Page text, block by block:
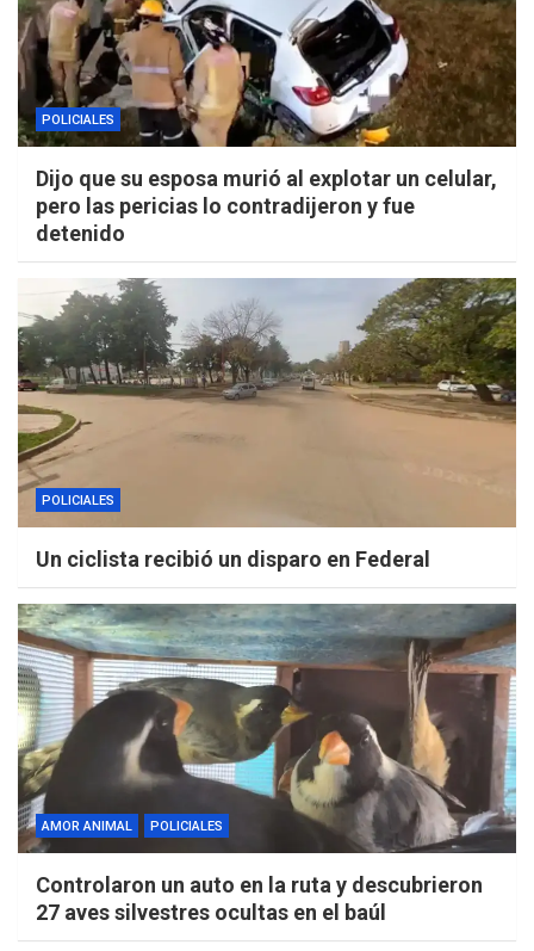
POLICIALES
Dijo que su esposa murió al explotar un celular,
pero las pericias lo contradijeron y fue
detenido
POLICIALES
Un ciclista recibió un disparo en Federal
AMOR ANIMAL POLICIALES
Controlaron un auto en la ruta y descubrieron
27 aves silvestres ocultas en el baúl